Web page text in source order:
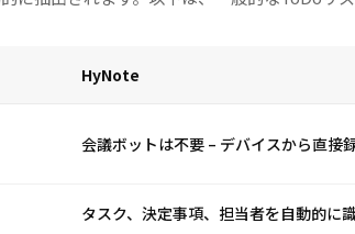
HyNote
会議ボットは不要 – デバイスから直接
タスク、決定事項、担当者を自動的に